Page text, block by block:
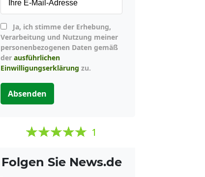
Verarbeitung und Nutzung meiner
personenbezogenen Daten gemäß
der ausführlichen
Einwilligungserklärung zu.
Absenden
1
Folgen Sie News.de